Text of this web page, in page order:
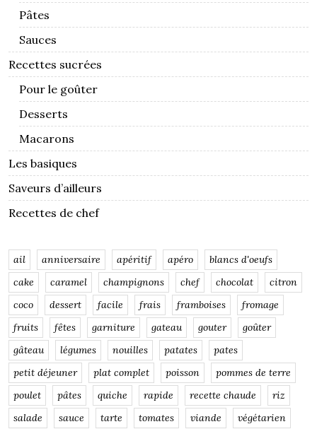
Pâtes
Sauces
Recettes sucrées
Pour le goûter
Desserts
Macarons
Les basiques
Saveurs d’ailleurs
Recettes de chef
ail anniversaire apéritif apéro
blancs d'oeufs
cake
caramel champignons chef chocolat
citron
coco
dessert facile frais framboises
fromage
fruits
fêtes garniture gateau gouter
goûter
gâteau
légumes nouilles patates
pates
petit déjeuner
plat complet poisson
pommes de terre
poulet
pâtes quiche rapide recette chaude
riz
salade
sauce tarte tomates viande
végétarien